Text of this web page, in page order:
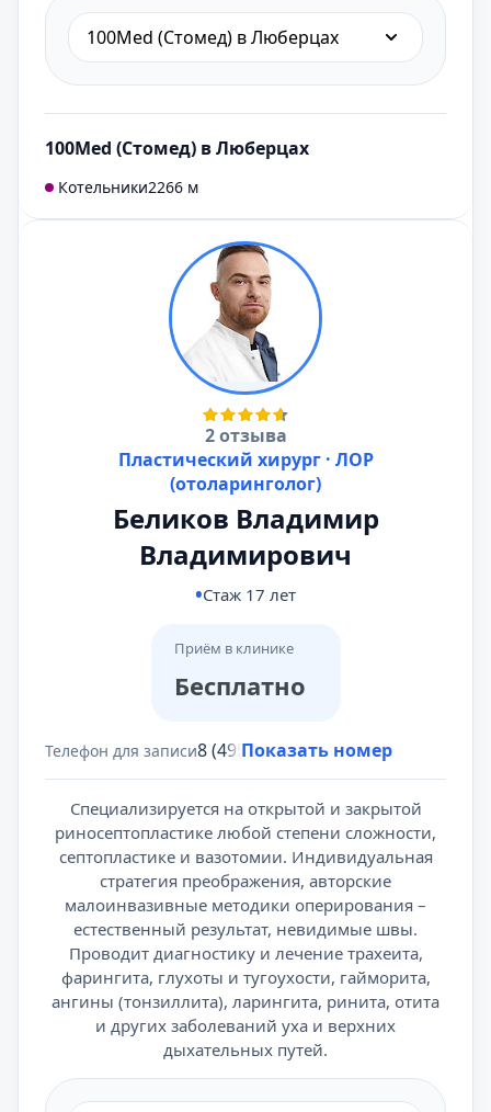
100Med (Стомед) в Люберцах
100Med (Стомед) в Люберцах
Котельники2266 м
2 отзыва
Пластический хирург · ЛОР
(отоларинголог)
Беликов Владимир
Владимирович
Стаж 17 лет
Приём в клинике
Бесплатно
Телефон для записи8 (495) 431-69-47
Показать номер
Специализируется на открытой и закрытой
риносептопластике любой степени сложности,
септопластике и вазотомии. Индивидуальная
стратегия преображения, авторские
малоинвазивные методики оперирования –
естественный результат, невидимые швы.
Проводит диагностику и лечение трахеита,
фарингита, глухоты и тугоухости, гайморита,
ангины (тонзиллита), ларингита, ринита, отита
и других заболеваний уха и верхних
дыхательных путей.